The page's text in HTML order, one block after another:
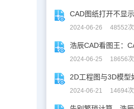
2024-06-26 48552次
2024-06-25 18656次
2024-06-21 14694次